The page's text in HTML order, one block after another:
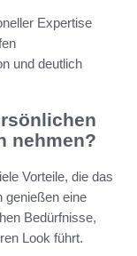
Expertise
und deutlich
nehmen?
Vorteile, die das
genießen eine
Bedürfnisse,
Look führt.